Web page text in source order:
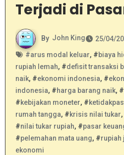
Terjadi di
By John King
25/04/
#arus modal keluar, #biaya
rupiah lemah, #defisit transaksi
naik, #ekonomi indonesia, #
indonesia, #harga barang naik, #
#kebijakan moneter, #
rumah tangga, #krisis nilai tukar
#nilai tukar rupiah, #pasar
#pelemahan mata uang, #rupiah
ekonomi